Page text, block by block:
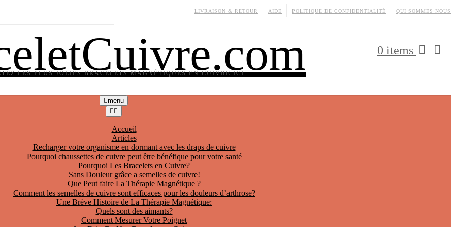
LIVRAISON & RETOUR AIDE POLITIQUE DE CONFIDENTIALITÉ QUI SOMMES NOUS
LES PLUS JOLIES BRACELETS MAGNÉTIQUES EN CUIVRE ICI.
0 items
menu
Accueil
Articles
Recharger votre organisme en dormant avec les draps de cuivre
Pourquoi chaussettes de cuivre peut être bénéfique pour votre santé
Pourquoi Les Bracelets en Cuivre?
Sans Douleur grâce a semelles de cuivre!
Que Peut faire La Thérapie Magnétique ?
Comment les semelles de cuivre sont efficaces pour les douleurs d’arthrose?
Une Brève Histoire de La Thérapie Magnétique:
Quels sont des aimants?
Comment Mesurer Votre Poignet